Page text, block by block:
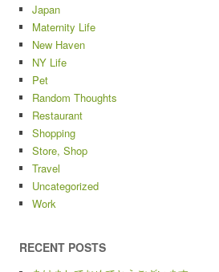
Japan
Maternity Life
New Haven
NY Life
Pet
Random Thoughts
Restaurant
Shopping
Store, Shop
Travel
Uncategorized
Work
RECENT POSTS